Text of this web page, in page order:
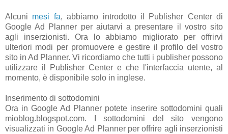
Alcuni mesi fa, abbiamo introdotto il Publisher Center di
Google Ad Planner per aiutarvi a presentare il vostro sito
agli inserzionisti. Ora lo abbiamo migliorato per offrirvi
ulteriori modi per promuovere e gestire il profilo del vostro
sito in Ad Planner. Vi ricordiamo che tutti i publisher possono
utilizzare il Publisher Center e che l'interfaccia utente, al
momento, è disponibile solo in inglese.
Inserimento di sottodomini
Ora in Google Ad Planner potete inserire sottodomini quali
mioblog.blogspot.com. I sottodomini del sito vengono
visualizzati in Google Ad Planner per offrire agli inserzionisti